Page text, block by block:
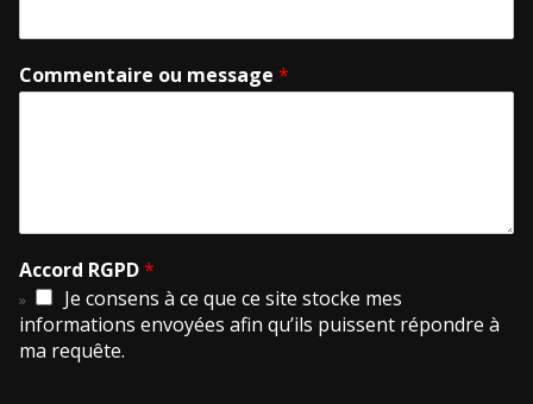
Commentaire ou message *
Accord RGPD*
Je consens à ce que ce site stocke mes
informations envoyées afin qu’ils puissent répondre à
ma requête.